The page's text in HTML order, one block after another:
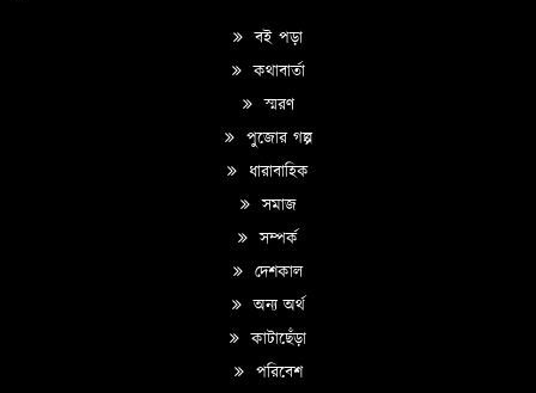
বই পড়া
কথাবার্তা
স্মরণ
পুজোর গল্প
ধারাবাহিক
সমাজ
সম্পর্ক
দেশকাল
অন্য অর্থ
কাটাছেঁড়া
পরিবেশ